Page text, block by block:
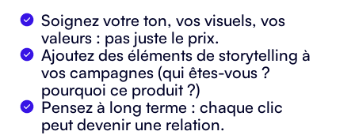
Soignez votre ton, vos visuels, vos
valeurs : pas juste le prix.
Ajoutez des éléments de storytelling à
vos campagnes (qui êtes-vous ?
pourquoi ce produit ?)
Pensez à long terme : chaque clic
peut devenir une relation.